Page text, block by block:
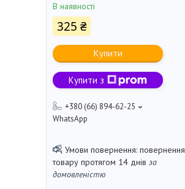
В наявності
325 ₴
Купити
Купити з
+380 (66) 894-62-25
WhatsApp
повернення
товару протягом 14 днів за
домовленістю